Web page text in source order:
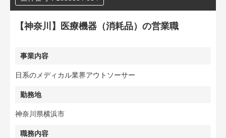
【神奈川】医療機器（消耗品）の営業職
事業内容
日系のメディカル業界アウトソーサー
勤務地
神奈川県横浜市
職務内容